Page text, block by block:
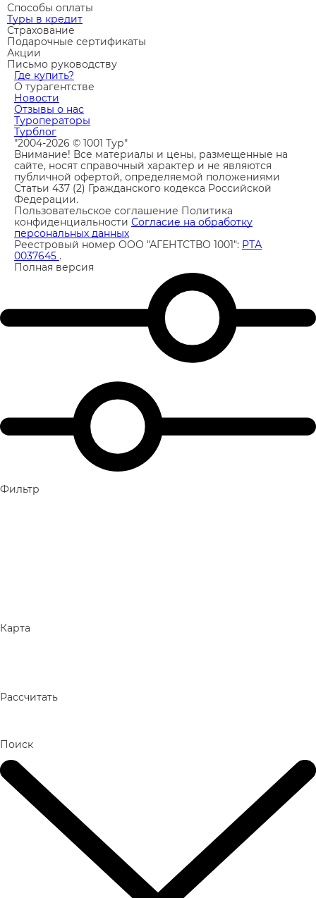
Способы оплаты
Туры в кредит
Страхование
Подарочные сертификаты
Акции
Письмо руководству
Где купить?
О турагентстве
Новости
Отзывы о нас
Туроператоры
Турблог
"2004-2026 © 1001 Тур"
Внимание! Все материалы и цены, размещенные на
сайте, носят справочный характер и не являются
публичной офертой, определяемой положениями
Статьи 437 (2) Гражданского кодекса Российской
Федерации.
Пользовательское соглашение Политика
конфиденциальности Согласие на обработку
персональных данных
Реестровый номер ООО "АГЕНТСТВО 1001": РТА
0037645 .
Полная версия
Фильтр
Карта
Рассчитать
Поиск